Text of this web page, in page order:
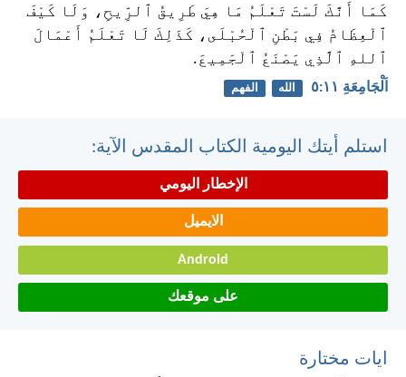
كَمَا أَنَّكَ لَسْتَ تَعْلَمُ مَا هِيَ طَرِيقُ ٱلرِّيحِ، وَلَا كَيْفَ
ٱلْعِظَامُ فِي بَطْنِ ٱلْحُبْلَى، كَذَلِكَ لَا تَعْلَمُ أَعْمَالَ
ٱللهِ ٱلَّذِي يَصْنَعُ ٱلْجَمِيعَ.
اَلْجَامِعَةِ ١١:‏٥ الله الفهم
استلم أيتك اليومية الكتاب المقدس الآية:
الإخطار اليومي
الايميل
Android
على موقعك
ايات مختارة